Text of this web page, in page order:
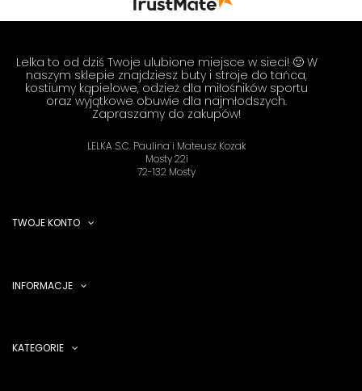
zobaczenia! Zespół LELKA 🦋
Lelka to od dziś Twoje ulubione miejsce w sieci! 🙂 W
naszym sklepie znajdziesz buty i stroje do tańca,
kostiumy kąpielowe, odzież dla miłośników sportu
oraz wyjątkowe obuwie dla najmłodszych.
Zapraszamy do zakupów!
LELKA S.C. Paulina i Mateusz Kozak
Mosty 22i
72-132 Mosty
TWOJE KONTO
INFORMACJE
KATEGORIE